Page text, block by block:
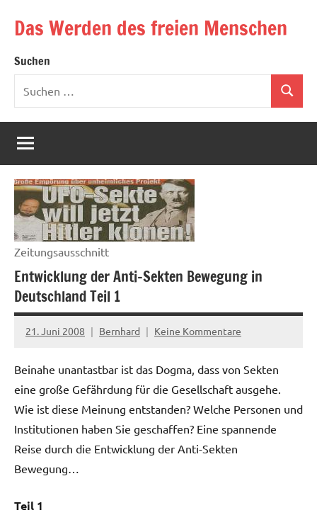
InhaltDas Werden des freien Menschen
Suchen
Suchen
nach:
Suchen
Zeitungsausschnitt
Entwicklung der Anti-Sekten Bewegung in
Deutschland Teil 1
21. Juni 2008 Bernhard Keine Kommentare
Beinahe unantastbar ist das Dogma, dass von Sekten
eine große Gefährdung für die Gesellschaft ausgehe.
Wie ist diese Meinung entstanden? Welche Personen und
Institutionen haben Sie geschaffen? Eine spannende
Reise durch die Entwicklung der Anti-Sekten
Bewegung…
Teil 1